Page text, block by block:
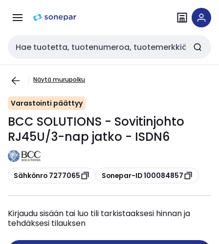
navigointiinsisältöön
Haku
Näytä murupolku
Varastointi päättyy
BCC SOLUTIONS - Sovitinjohto
RJ45U/3-nap jatko - ISDN6
Kopioi
Sähkönro 7277065 Kopioi
Sonepar-ID 100084857
Kirjaudu sisään tai luo tili tarkistaaksesi hinnan ja
tehdäksesi tilauksen